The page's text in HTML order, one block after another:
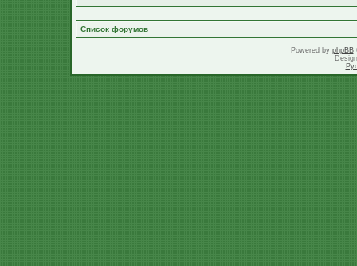
Список форумов
Powered by phpBB